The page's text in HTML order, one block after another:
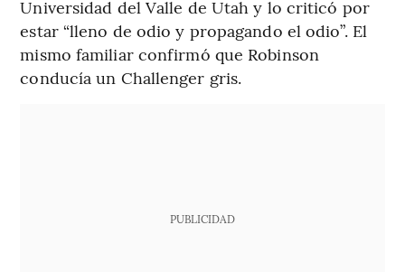
Universidad del Valle de Utah y lo criticó por
estar “lleno de odio y propagando el odio”. El
mismo familiar confirmó que Robinson
conducía un Challenger gris.
PUBLICIDAD